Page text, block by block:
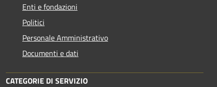
Enti e fondazioni
Politici
Personale Amministrativo
Documenti e dati
CATEGORIE DI SERVIZIO